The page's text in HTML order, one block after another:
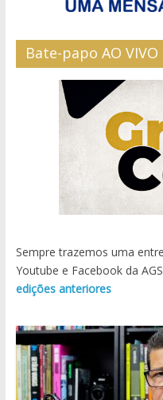
Bate-papo AO VIVO
Sempre trazemos uma
Youtube e Facebook da
edições anteriores